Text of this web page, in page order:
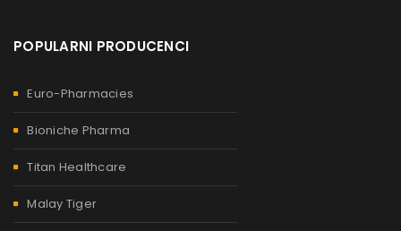
POPULARNI PRODUCENCI
Euro-Pharmacies
Bioniche Pharma
Titan Healthcare
Malay Tiger